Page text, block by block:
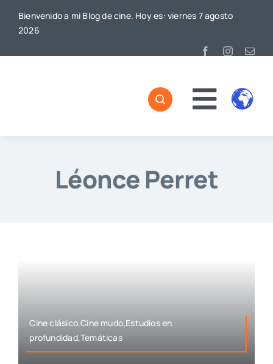
Bienvenido a mi Blog de cine. Hoy es: viernes 7 agosto
2026
Léonce Perret
Cine clásico,Cine mudo,Estudios en
profundidad,Temáticas